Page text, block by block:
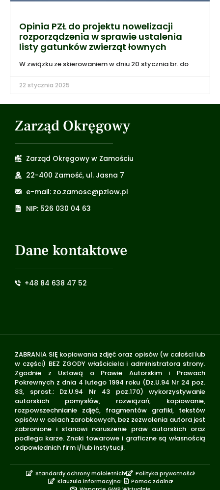
Opinia PZŁ do projektu nowelizacji
rozporządzenia w sprawie ustalenia
listy gatunków zwierząt łownych
W związku ze skierowaniem w dniu 20 stycznia br. do
22 stycznia 2025
Zarząd Okręgowy
Zarząd Okręgowy w Zamościu
22-400 Zamość, ul. Jasna 7
e-mail: zo.zamosc@pzlow.pl
NIP: 526 030 04 63
Dane kontaktowe
+48 84 638 47 52
ZABRANIA SIĘ kopiowania zdjęć oraz opisów (w całości lub
w części) BEZ ZGODY właściciela i administratora strony.
Zgodnie z Ustawą o Prawie Autorskim i Prawach
Pokrewnych z dnia 4 lutego 1994 roku (Dz.U.94 Nr 24 poz.
83, sprost.: Dz.U.94 Nr 43 poz.170) wykorzystywanie
autorskich pomysłów, rozwiązań, kopiowanie,
rozpowszechnianie zdjęć, fragmentów grafiki, tekstów
opisów w celach zarobkowych, bez zezwolenia autora jest
zabronione i stanowi naruszenie praw autorskich oraz
podlega karze. Znaki towarowe i graficzne są własnością
odpowiednich firm i/lub instytucji.
Standardy ochrony małoletnich
Polityka prywatności
Klauzula informacyjna
Pomoc zdalna